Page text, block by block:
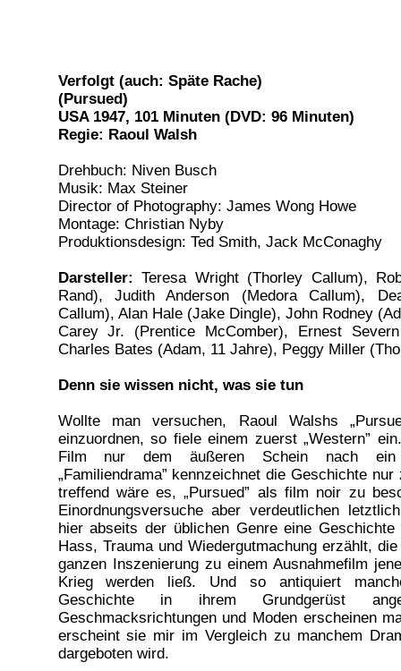
Verfolgt (auch: Späte Rache)
(Pursued)
USA 1947, 101 Minuten (DVD: 96 Minuten)
Regie: Raoul Walsh
Drehbuch: Niven Busch
Musik: Max Steiner
Director of Photography: James Wong Howe
Montage: Christian Nyby
Produktionsdesign: Ted Smith, Jack McConaghy
Darsteller: Teresa Wright (Thorley Callum),
Rand), Judith Anderson (Medora Callum),
Callum), Alan Hale (Jake Dingle), John Rodney
Carey Jr. (Prentice McComber), Ernest
Charles Bates (Adam, 11 Jahre), Peggy Miller
Denn sie wissen nicht, was sie tun
Wollte man versuchen, Raoul Walshs
einzuordnen, so fiele einem zuerst „Western”
Film nur dem äußeren Schein nach ein
„Familiendrama” kennzeichnet die Geschichte
treffend wäre es, „Pursued” als film noir zu
Einordnungsversuche aber verdeutlichen
hier abseits der üblichen Genre eine
Hass, Trauma und Wiedergutmachung erzählt,
ganzen Inszenierung zu einem Ausnahmefilm
Krieg werden ließ. Und so antiquiert
Geschichte in ihrem Grundgerüst
Geschmacksrichtungen und Moden erscheinen
erscheint sie mir im Vergleich zu manchem
dargeboten wird.